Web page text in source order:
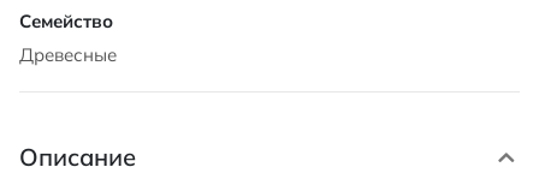
Древесные
Описание